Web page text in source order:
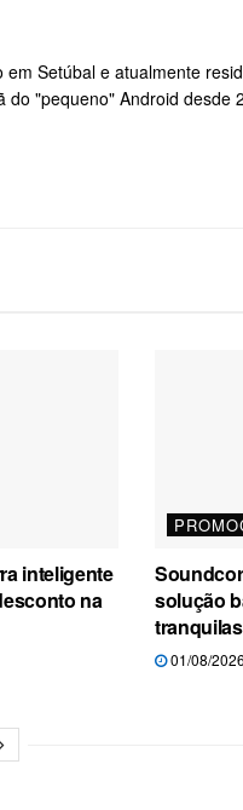
Setúbal e atualmente
do "pequeno" Android desde
inteligente
na
solução
tranquilas
01/08/2026